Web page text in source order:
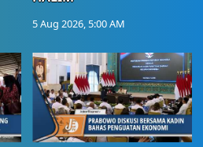
5 Aug 2026, 5:00 AM